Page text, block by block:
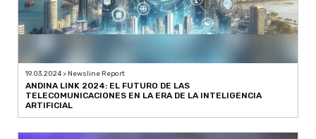
19.03.2024 > Newsline Report
ANDINA LINK 2024: EL FUTURO DE LAS
TELECOMUNICACIONES EN LA ERA DE LA INTELIGENCIA
ARTIFICIAL